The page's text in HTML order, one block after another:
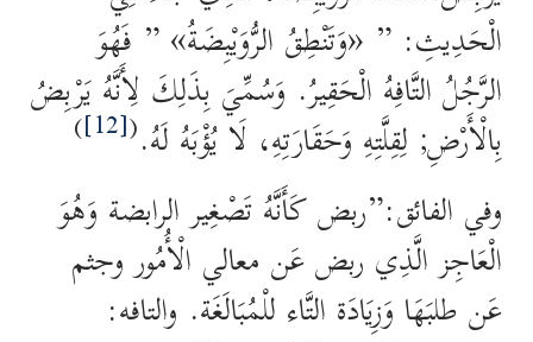
الْحَدِيثِ: ” «وَتَنْطِقُ الرُّوَيْبِضَةُ» ” فَهُوَ
الرَّجُلُ التَّافِهُ الْحَقِيرُ. وَسُمِّيَ بِذَلِكَ لِأَنَّهُ يَرْبِضُ
بِالْأَرْضِ; لِقِلَّتِهِ وَحَقَارَتِهِ، لَا يُؤْبَهُ لَهُ.(
[12]
)
وفي الفائق:”ربض كَأَنَّهُ تَصْغِير الرابضة وَهُوَ
الْعَاجِز الَّذِي ربض عَن معالي الْأُمُور وجثم
عَن طلبَهَا وَزِيَادَة التَّاء للْمُبَالَغَة. والتافه: